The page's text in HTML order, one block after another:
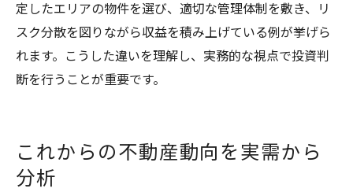
定したエリアの物件を選び、適切な管理体制を敷き、リ
スク分散を図りながら収益を積み上げている例が挙げら
れます。こうした違いを理解し、実務的な視点で投資判
断を行うことが重要です。
これからの不動産動向を実需から
分析